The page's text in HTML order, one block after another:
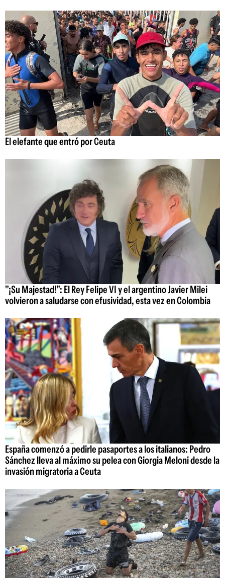
El elefante que entró por Ceuta
"¡Su Majestad!": El Rey Felipe VI y el argentino Javier Milei
volvieron a saludarse con efusividad, esta vez en Colombia
España comenzó a pedirle pasaportes a los italianos: Pedro
Sánchez lleva al máximo su pelea con Giorgia Meloni desde la
invasión migratoria a Ceuta